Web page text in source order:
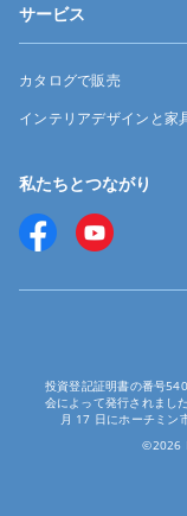
サービス
カタログで販売
インテリアデザインと家
私たちとつながり
投資登記証明書の番号
会によって発行されまし
月 17 日にホーチミン
©2026